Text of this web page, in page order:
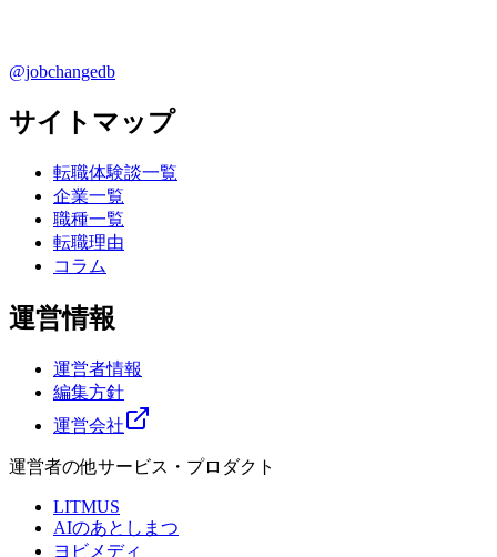
@jobchangedb
サイトマップ
転職体験談一覧
企業一覧
職種一覧
転職理由
コラム
運営情報
運営者情報
編集方針
運営会社
運営者の他サービス・プロダクト
LITMUS
AIのあとしまつ
ヨビメディ